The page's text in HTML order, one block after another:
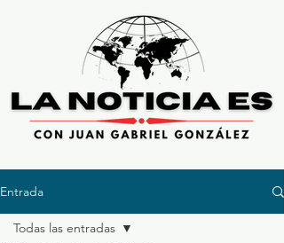
Entrada
Todas las entradas